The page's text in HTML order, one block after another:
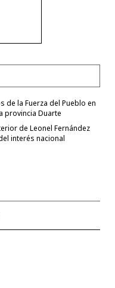
de la Fuerza del Pueblo en
provincia Duarte
de Leonel Fernández
interés nacional